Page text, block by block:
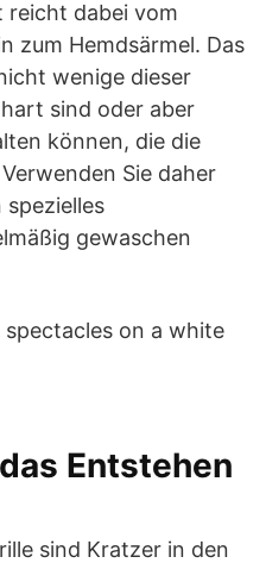
reicht dabei vom
zum Hemdsärmel. Das
wenige dieser
sind oder aber
können, die die
Sie daher
spezielles
gewaschen
Entstehen
sind Kratzer in den